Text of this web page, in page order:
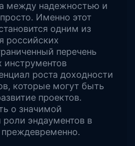
между надежностью и
Именно этот
одним из
российских
перечень
инструментов
роста доходности
которые могут быть
проектов.
о значимой
роли эндаументов в